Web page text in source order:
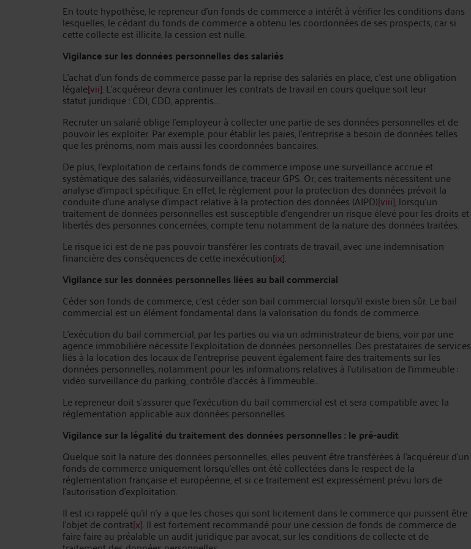
En toute hypothèse, le repreneur d’un fonds de commerce a intérêt à vérifier les conditions dans
lesquelles, le cédant du fonds de commerce a obtenu les coordonnées de ses prospects, car si
cette collecte est illicite, la cession est nulle.
Vigilance surles données personnelles des salariés
L’achat d’un fonds de commerce passe par la reprise des salariés en place, c’est une obligation
légale[vii]. L'acquéreur devra continuer les contrats de travail en cours quelque soit leur
statut juridique : CDI, CDD, apprentis….
Recruter un salarié oblige l’employeur à collecter une partie de ses données personnelles et de
pouvoir les exploiter. Par exemple, pour établir les paies, l’entreprise a besoin de données telles
que les prénoms, nom mais aussi les coordonnées bancaires.
De plus, l’exploitation de certains fonds de commerce impose une surveillance accrue et
systématique des salariés, vidéosurveillance, traceur GPS. Or, ces traitements nécessitent une
analyse d’impact spécifique. En effet, le règlement pour la protection des données prévoit la
conduite d’une analyse d’impact relative à la protection des données (AIPD)[viii], lorsqu‘un
traitement de données personnelles est susceptible d'engendrer un risque élevé pour les droits et
libertés des personnes concernées, compte tenu notamment de la nature des données traitées.
Le risque ici est de ne pas pouvoir transférer les contrats de travail, avec une indemnisation
financière des conséquences de cette inexécution[ix].
Vigilance sur les données personnelles liées au bail commercial
Céder son fonds de commerce, c’est céder son bail commercial lorsqu’il existe bien sûr. Le bail
commercial est un élément fondamental dans la valorisation du fonds de commerce.
L’exécution du bail commercial, par les parties ou via un administrateur de biens, voir par une
agence immobilière nécessite l’exploitation de données personnelles. Des prestataires de services
liés à la location des locaux de l’entreprise peuvent également faire des traitements sur les
données personnelles, notamment pour les informations relatives à l’utilisation de l’immeuble :
vidéo surveillance du parking, contrôle d’accès à l’immeuble…
Le repreneur doit s’assurer que l’exécution du bail commercial est et sera compatible avec la
réglementation applicable aux données personnelles.
Vigilance sur la légalité du traitement des données personnelles : le pré-audit
Quelque soit la nature des données personnelles, elles peuvent être transférées à l’acquéreur d’un
fonds de commerce uniquement lorsqu’elles ont été collectées dans le respect de la
réglementation française et européenne, et si ce traitement est expressément prévu lors de
l’autorisation d’exploitation.
Il est ici rappelé qu’il n'y a que les choses qui sont licitement dans le commerce qui puissent être
l'objet de contrat[x]. Il est fortement recommandé pour une cession de fonds de commerce de
faire faire au préalable un audit juridique par avocat, sur les conditions de collecte et de